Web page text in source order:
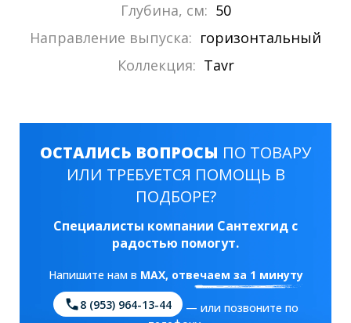
Глубина, см: 50
Направление выпуска: горизонтальный
Коллекция: Tavr
ОСТАЛИСЬ ВОПРОСЫ ПО ТОВАРУ
ИЛИ ТРЕБУЕТСЯ ПОМОЩЬ В
ПОДБОРЕ?
Специалисты компании Сантехгид с
радостью помогут.
Напишите нам в MAX, отвечаем за 1 минуту
8 (953) 964-13-44
— или позвоните по